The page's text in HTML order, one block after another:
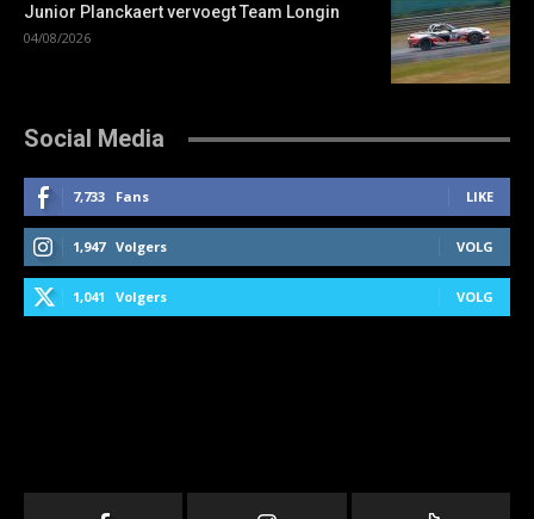
Junior Planckaert vervoegt Team Longin
04/08/2026
Social Media
7,733 Fans LIKE
1,947 Volgers VOLG
1,041 Volgers VOLG